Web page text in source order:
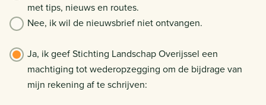
met tips, nieuws en routes.
Nee, ik wil de nieuwsbrief niet ontvangen.
Ja, ik geef Stichting Landschap Overijssel een
machtiging tot wederopzegging om de bijdrage van
mijn rekening af te schrijven: